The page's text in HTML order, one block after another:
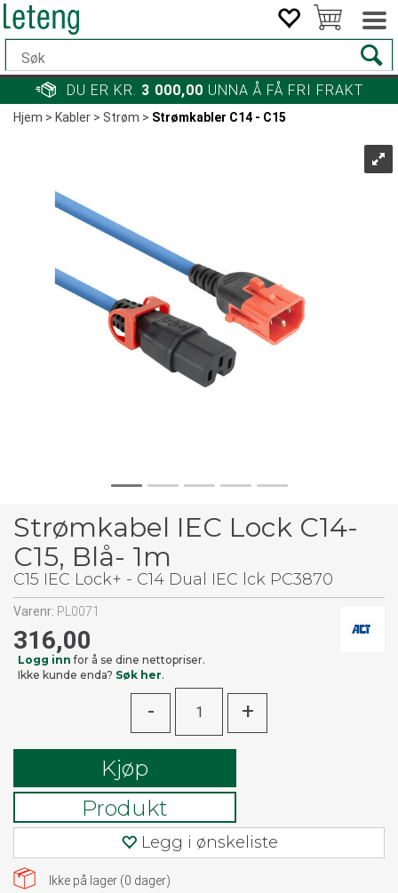
DU ER KR. 3 000,00 UNNA Å FÅ FRI FRAKT
Hjem>Kabler>Strøm>Strømkabler C14 - C15
Strømkabel IEC Lock C14-
C15, Blå- 1m
C15 IEC Lock+ - C14 Dual IEC lck PC3870
Varenr: PL0071
316,00
Logg inn for å se dine nettopriser.
Ikke kunde enda? Søk her.
- +
Kjøp
Produkt
Legg i ønskeliste
Ikke på lager (0 dager)